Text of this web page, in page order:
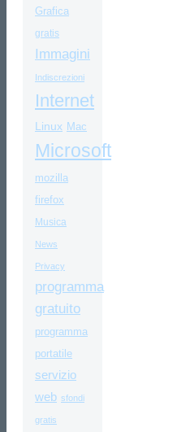
Grafica
gratis
Immagini
Indiscrezioni
Internet
Linux Mac
Microsoft
mozilla
firefox
Musica
News
Privacy
programma
gratuito
programma
portatile
servizio
web sfondi
gratis